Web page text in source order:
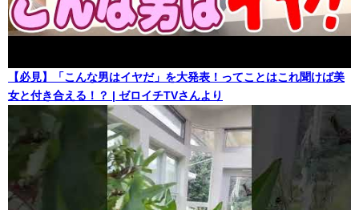
【必見】「こんな男はイヤだ」を大発表！ってことはこれ聞けば美
女と付き合える！？ | ゼロイチTVさんより